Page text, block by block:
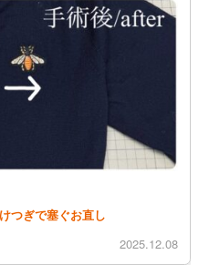
つぎで塞ぐお直し
2025.12.08